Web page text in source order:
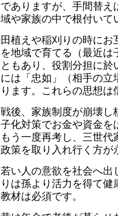
でありますが、手間替
域や家族の中で根付いて
田植えや稲刈りの時に
を地域で育てる（最近
ともあり、役割分担に
には「忠如」（相手の
ります。これらの思想
戦後、家族制度が崩壊し
子化対策でお金や資金を
もう一度再考し、三世
政策を取り入れ行く方が
若い人の意欲を社会へ出
りは孫より活力を得て
教材は必須です。